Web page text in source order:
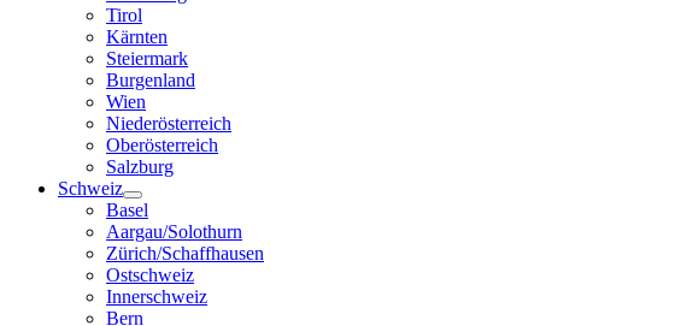
Tirol
Kärnten
Steiermark
Burgenland
Wien
Niederösterreich
Oberösterreich
Salzburg
Schweiz
Basel
Aargau/Solothurn
Zürich/Schaffhausen
Ostschweiz
Innerschweiz
Bern